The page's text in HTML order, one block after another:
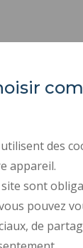
9
des
appareil.
sont
pouvez
de